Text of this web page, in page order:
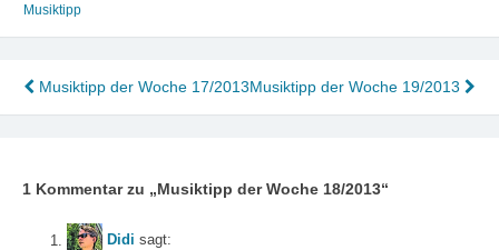
Musiktipp
Beitragsnavigation
Musiktipp der Woche 17/2013Musiktipp der Woche 19/2013
1 Kommentar zu „Musiktipp der Woche 18/2013“
Didi sagt: